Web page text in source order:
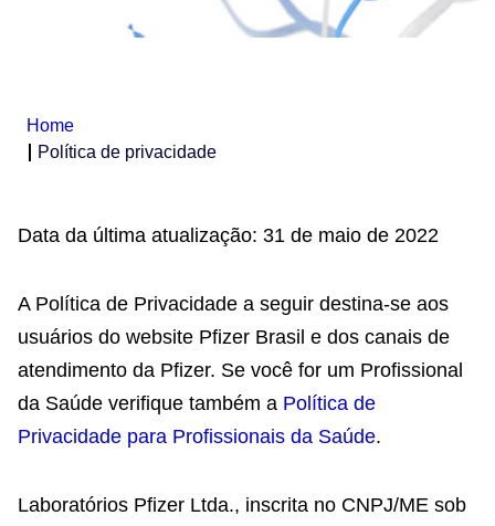
Home
Política de privacidade
Data da última atualização: 31 de maio de 2022
A Política de Privacidade a seguir destina-se aos
usuários do website Pfizer Brasil e dos canais de
atendimento da Pfizer. Se você for um Profissional
da Saúde verifique também a Política de
Privacidade para Profissionais da Saúde.
Laboratórios Pfizer Ltda., inscrita no CNPJ/ME sob